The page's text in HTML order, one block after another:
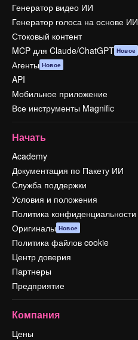
Генератор видео ИИ
Генератор голоса на основе ИИ
Стоковый контент
MCP для Claude/ChatGPT Новое
Агенты Новое
API
Мобильное приложение
Все инструменты Magnific
Начать
Academy
Документация по Пакету ИИ
Служба поддержки
Условия и положения
Политика конфиденциальности
Оригиналы Новое
Политика файлов cookie
Центр доверия
Партнеры
Предприятие
Компания
Цены